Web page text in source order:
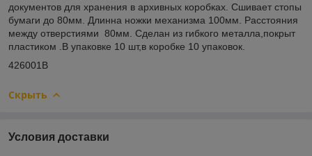
документов для хранения в архивных коробках. Сшивает стопы
бумаги до 80мм. Длинна ножки механизма 100мм. Расстояния
между отверстиями 80мм. Сделан из гибкого металла,покрыт
пластиком .В упаковке 10 шт,в коробке 10 упаковок.
426001B
Скрыть
Условия доставки